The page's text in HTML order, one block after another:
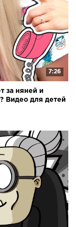
7:26
за няней и
Видео для детей